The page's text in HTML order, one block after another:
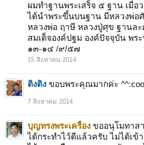
ผมทำฐานพระเสร็จ ๕ ฐาน เมื่อ
ได้นำพระขึ้นบนฐาน มีหลวงพ่อ
หลวงพ่อ ฤาษี หลวงปู่ศุข ฐานล
สมเด็จองค์ปฐม องค์ปัจจุบัน พระ
๑๓-๑๔ /๙/๕๗
15 สิงหาคม 2014
ติงติง ขอบพระคุณมากค่ะ
7 สิงหาคม 2014
บุญทรงพระเครื่อง ขออนุโมทาส
ได้กระทำไว้ดีแล้วครับ ไม่ได้เข้